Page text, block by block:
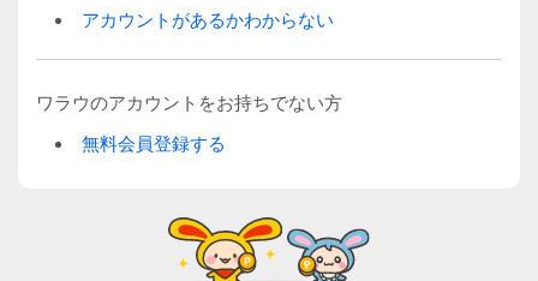
アカウントがあるかわからない
ワラウのアカウントをお持ちでない方
無料会員登録する